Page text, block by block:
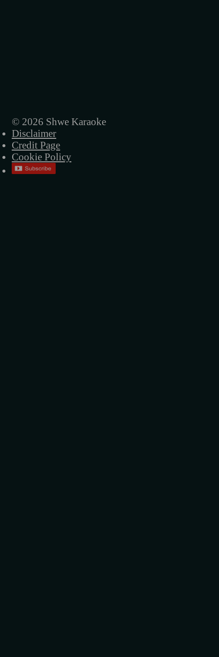
© 2026 Shwe Karaoke
Disclaimer
Credit Page
Cookie Policy